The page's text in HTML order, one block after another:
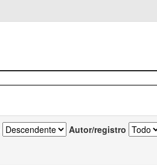
Autor/registro